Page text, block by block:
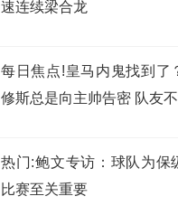
速连续梁合龙
每日焦点!皇马内鬼找到了
修斯总是向主帅告密 队友
热门:鲍文专访：球队为保
比赛至关重要